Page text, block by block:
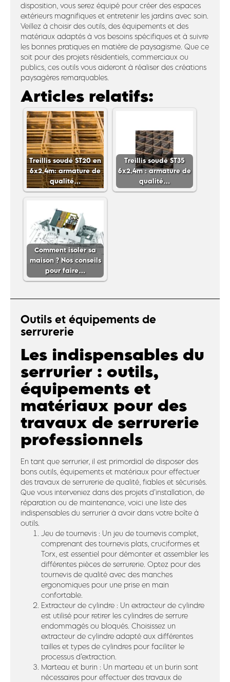
disposition, vous serez équipé pour créer des espaces
extérieurs magnifiques et entretenir les jardins avec soin.
Veillez à choisir des outils, des équipements et des
matériaux adaptés à vos besoins spécifiques et à suivre
les bonnes pratiques en matière de paysagisme. Que ce
soit pour des projets résidentiels, commerciaux ou
publics, ces outils vous aideront à réaliser des créations
paysagères remarquables.
Articles relatifs:
Treillis soudé ST20 en
6x2.4m: armature de
qualité…
Treillis soudé ST35
6x2.4m : armature de
qualité…
Comment isoler sa
maison ? Nos conseils
pour faire…
Outils et équipements de
serrurerie
Les indispensables du
serrurier : outils,
équipements et
matériaux pour des
travaux de serrurerie
professionnels
En tant que serrurier, il est primordial de disposer des
bons outils, équipements et matériaux pour effectuer
des travaux de serrurerie de qualité, fiables et sécurisés.
Que vous interveniez dans des projets d’installation, de
réparation ou de maintenance, voici une liste des
indispensables du serrurier à avoir dans votre boîte à
outils.
Jeu de tournevis : Un jeu de tournevis complet,
comprenant des tournevis plats, cruciformes et
Torx, est essentiel pour démonter et assembler les
différentes pièces de serrurerie. Optez pour des
tournevis de qualité avec des manches
ergonomiques pour une prise en main
confortable.
Extracteur de cylindre : Un extracteur de cylindre
est utilisé pour retirer les cylindres de serrure
endommagés ou bloqués. Choisissez un
extracteur de cylindre adapté aux différentes
tailles et types de cylindres pour faciliter le
processus d’extraction.
Marteau et burin : Un marteau et un burin sont
nécessaires pour effectuer des travaux de